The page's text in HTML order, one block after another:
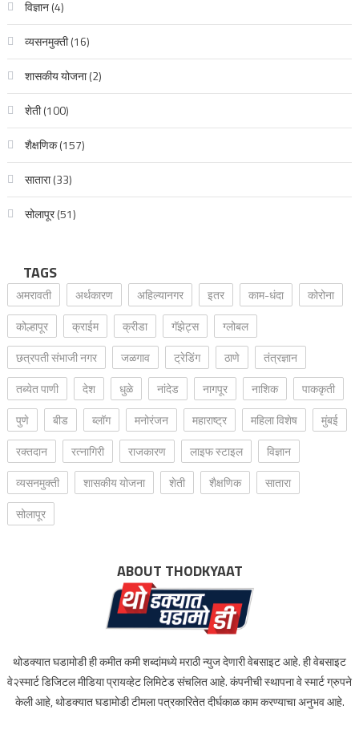
विज्ञान(4)
व्यसनमुक्ती(16)
शासकीय योजना(2)
शेती(100)
शैक्षणिक(157)
सातारा(33)
सोलापूर(51)
TAGS
अमरावती अर्थकारण अहिल्यानगर इतर काम-धंदा
कोरोना
कोल्हापूर
क्राईम क्रीडा गॅझेट्स
ग्लोबल
छत्रपती संभाजी नगर
जळगाव ट्रेडिंग ठाणे
तंत्रज्ञान
तब्येत पाणी
देश धुळे नांदेड नागपूर नाशिक
पाककृती
पुणे
बीड ब्लॉग मनोरंजन महाराष्ट्र महिला विशेष
मुंबई
रक्‍तदान
रत्नागिरी राजकारण लाइफ स्टाइल
विज्ञान
व्यसनमुक्ती
शासकीय योजना शेती शैक्षणिक
सातारा
सोलापूर
ABOUT THODKYAAT
थोडक्यात घडामोडी ही कमीत कमी शब्दांमध्ये मराठी न्युज देणारी वेबसाइट आहे. ही वेबसाइट
वे२स्मार्ट डिजिटल मीडिया प्रायव्हेट लिमिटेड संचलित आहे. कंपनीची स्थापना वे स्मार्ट ग्रुपने
केली आहे, थोडक्यात घडामोडी टीमला पत्रकारितेत दीर्घकाळ काम करण्याचा अनुभव आहे.